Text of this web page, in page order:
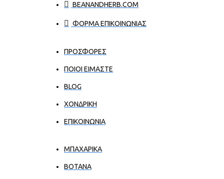
BEANANDHERB.COM
ΦΟΡΜΑ ΕΠΙΚΟΙΝΩΝΙΑΣ
ΠΡΟΣΦΟΡΕΣ
ΠΟΙΟΙ ΕΊΜΑΣΤΕ
BLOG
ΧΟΝΔΡΙΚΉ
ΕΠΙΚΟΙΝΩΝΊΑ
ΜΠΑΧΑΡΙΚΑ
ΒΟΤΑΝΑ